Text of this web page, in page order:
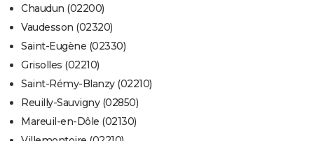
Chaudun (02200)
Vaudesson (02320)
Saint-Eugène (02330)
Grisolles (02210)
Saint-Rémy-Blanzy (02210)
Reuilly-Sauvigny (02850)
Mareuil-en-Dôle (02130)